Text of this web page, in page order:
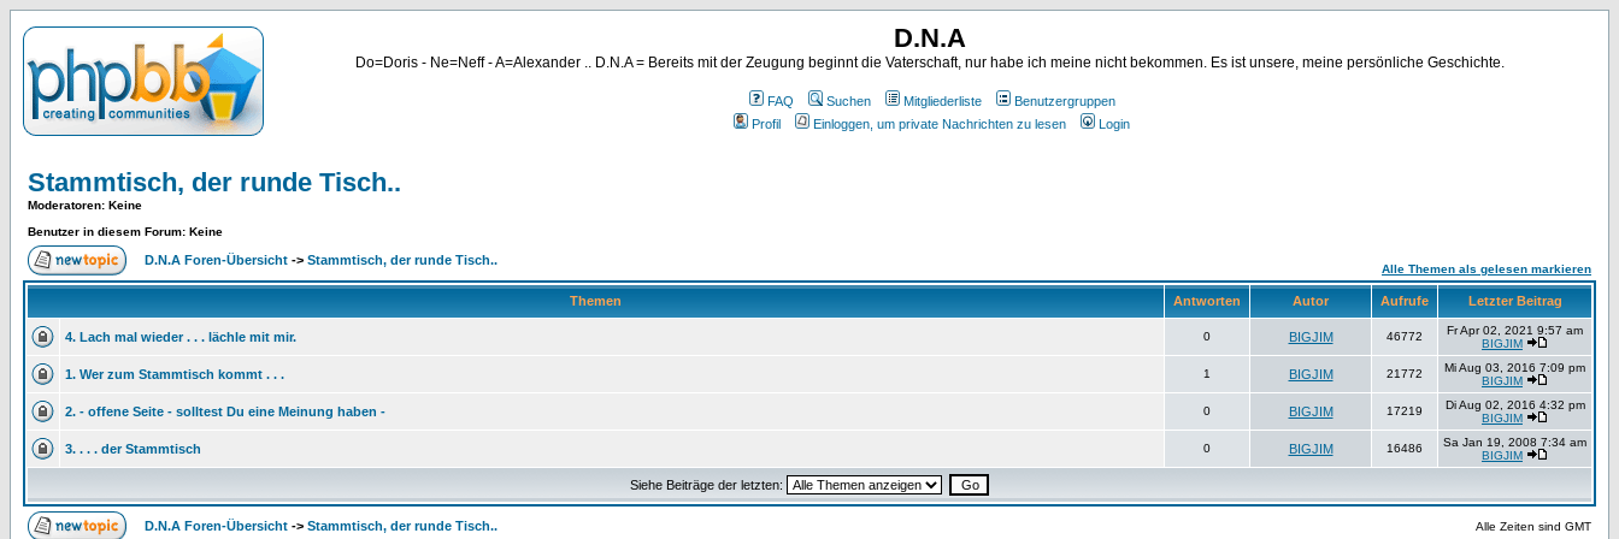
D.N.A
Do=Doris - Ne=Neff - A=Alexander .. D.N.A = Bereits mit der Zeugung beginnt die Vaterschaft, nur habe ich meine nicht bekommen. Es ist unsere, meine persönliche Geschichte.
FAQ Suchen Mitgliederliste
Benutzergruppen
Profil
Einloggen, um private Nachrichten zu lesen Login
Stammtisch, der runde Tisch..
Moderatoren: Keine
Benutzer in diesem Forum: Keine
D.N.A Foren-Übersicht -> Stammtisch, der runde Tisch..
Alle Themen als gelesen markieren
Themen Antworten Autor Aufrufe Letzter Beitrag
4. Lach mal wieder . . . lächle mit mir. 0 BIGJIM 46772
Fr Apr 02, 2021 9:57 am
BIGJIM
1. Wer zum Stammtisch kommt . . . 1 BIGJIM 21772
Mi Aug 03, 2016 7:09 pm
BIGJIM
2. - offene Seite - solltest Du eine Meinung haben - 0 BIGJIM 17219
Di Aug 02, 2016 4:32 pm
BIGJIM
3. . . . der Stammtisch 0 BIGJIM 16486
Sa Jan 19, 2008 7:34 am
BIGJIM
Siehe Beiträge der letzten:
D.N.A Foren-Übersicht -> Stammtisch, der runde Tisch.. Alle Zeiten sind GMT